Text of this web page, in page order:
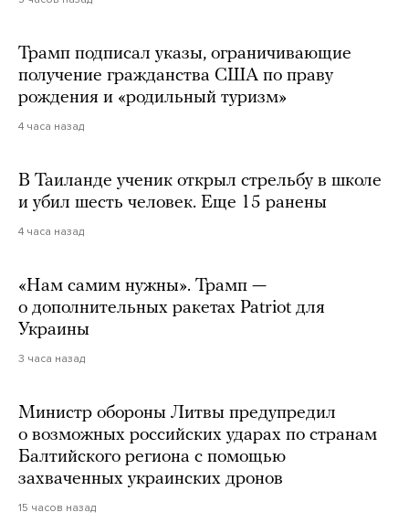
Трамп подписал указы, ограничивающие
получение гражданства США по праву
рождения и «родильный туризм»
4 часа назад
В Таиланде ученик открыл стрельбу в школе
и убил шесть человек. Еще 15 ранены
4 часа назад
«Нам самим нужны». Трамп —
о дополнительных ракетах Patriot для
Украины
3 часа назад
Министр обороны Литвы предупредил
о возможных российских ударах по странам
Балтийского региона с помощью
захваченных украинских дронов
15 часов назад